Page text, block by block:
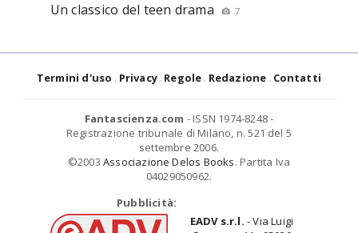
Un classico del teen drama 7
Termini d'uso Privacy Regole Redazione Contatti
Fantascienza.com - ISSN 1974-8248 -
Registrazione tribunale di Milano, n. 521 del 5
settembre 2006.
©2003 Associazione Delos Books. Partita Iva
04029050962.
Pubblicità:
EADV s.r.l. - Via Luigi